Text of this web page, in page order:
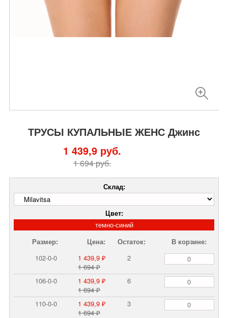
ТРУСЫ КУПАЛЬНЫЕ ЖЕНС Джинс
1 694 руб.
1 439,9 руб.
Склад:
Цвет:
темно-синий
Размер:
Цена: Остаток:
В корзине:
102-0-0
1 694 ₽
1 439,9 ₽ 2
106-0-0
1 694 ₽
1 439,9 ₽ 6
110-0-0
1 694 ₽
1 439,9 ₽ 3